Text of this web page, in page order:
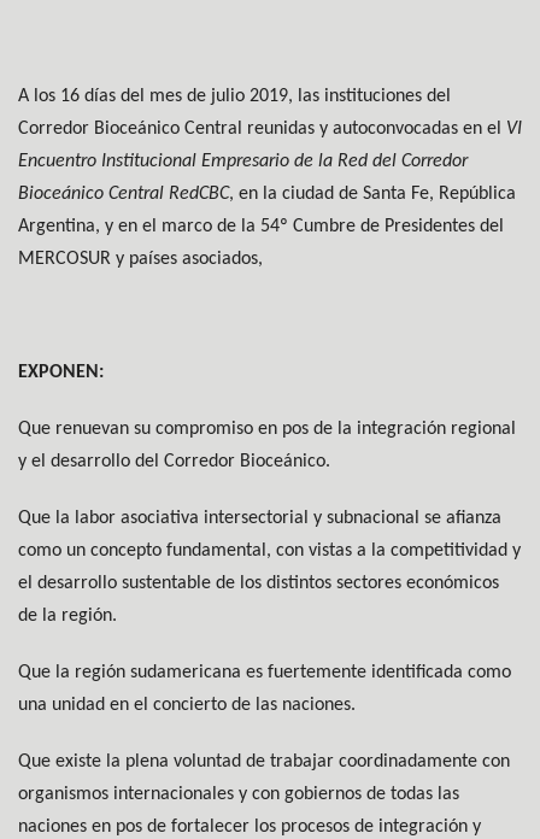
A los 16 días del mes de julio 2019, las instituciones del
Corredor Bioceánico Central reunidas y autoconvocadas en el VI
Encuentro Institucional Empresario de la Red del Corredor
Bioceánico Central RedCBC, en la ciudad de Santa Fe, República
Argentina, y en el marco de la 54º Cumbre de Presidentes del
MERCOSUR y países asociados,
EXPONEN:
Que renuevan su compromiso en pos de la integración regional
y el desarrollo del Corredor Bioceánico.
Que la labor asociativa intersectorial y subnacional se afianza
como un concepto fundamental, con vistas a la competitividad y
el desarrollo sustentable de los distintos sectores económicos
de la región.
Que la región sudamericana es fuertemente identificada como
una unidad en el concierto de las naciones.
Que existe la plena voluntad de trabajar coordinadamente con
organismos internacionales y con gobiernos de todas las
naciones en pos de fortalecer los procesos de integración y